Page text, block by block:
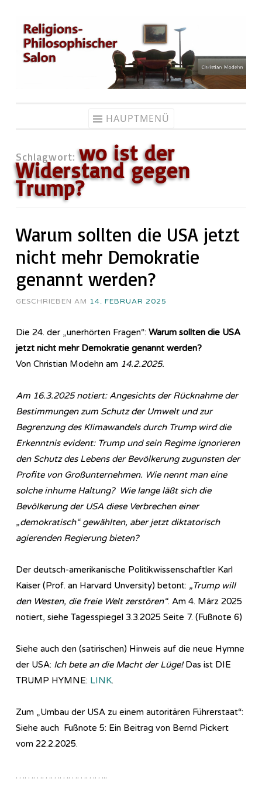
Zum
Inhalt
springen
HAUPTMENÜ
Schlagwort:wo ist der
Widerstand gegen
Trump?
Warum sollten die USA jetzt
nicht mehr Demokratie
genannt werden?
GESCHRIEBEN AM 14. FEBRUAR 2025
Die 24. der „unerhörten Fragen“: Warum sollten die USA
jetzt nicht mehr Demokratie genannt werden?
Von Christian Modehn am 14.2.2025.
Am 16.3.2025 notiert: Angesichts der Rücknahme der
Bestimmungen zum Schutz der Umwelt und zur
Begrenzung des Klimawandels durch Trump wird die
Erkenntnis evident: Trump und sein Regime ignorieren
den Schutz des Lebens der Bevölkerung zugunsten der
Profite von Großunternehmen. Wie nennt man eine
solche inhume Haltung? Wie lange läßt sich die
Bevölkerung der USA diese Verbrechen einer
„demokratisch“ gewählten, aber jetzt diktatorisch
agierenden Regierung bieten?
Der deutsch-amerikanische Politikwissenschaftler Karl
Kaiser (Prof. an Harvard Unversity) betont: „Trump will
den Westen, die freie Welt zerstören“. Am 4. März 2025
notiert, siehe Tagesspiegel 3.3.2025 Seite 7. (Fußnote 6)
Siehe auch den (satirischen) Hinweis auf die neue Hymne
der USA: Ich bete an die Macht der Lüge!Das ist DIE
TRUMP HYMNE: LINK.
Zum „Umbau der USA zu einem autoritären Führerstaat“:
Siehe auch Fußnote 5: Ein Beitrag von Bernd Pickert
vom 22.2.2025.
…………………………..